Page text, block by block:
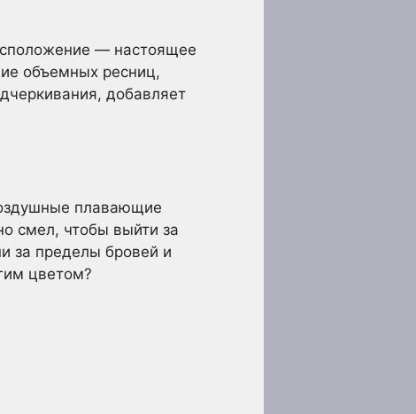
— настоящее
объемных ресниц,
добавляет
плавающие
смел, чтобы выйти за
за пределы бровей и
цветом?